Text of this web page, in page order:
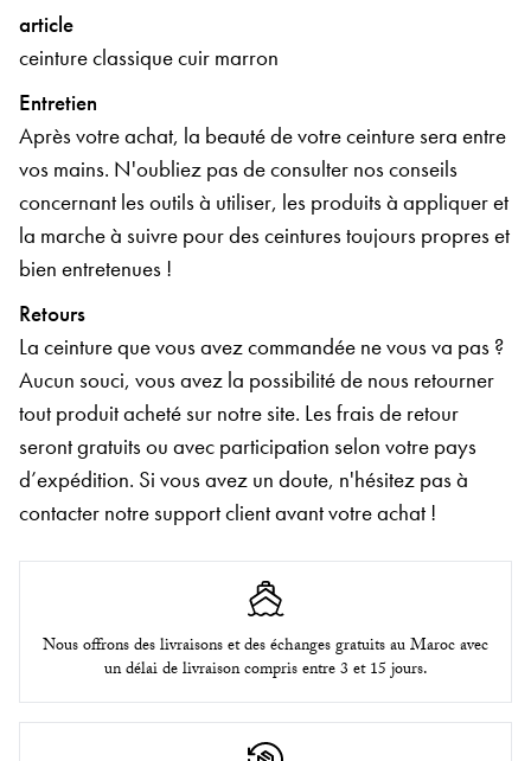
article
ceinture classique cuir marron
Entretien
Après votre achat, la beauté de votre ceinture sera entre
vos mains. N'oubliez pas de consulter nos conseils
concernant les outils à utiliser, les produits à appliquer et
la marche à suivre pour des ceintures toujours propres et
bien entretenues !
Retours
La ceinture que vous avez commandée ne vous va pas ?
Aucun souci, vous avez la possibilité de nous retourner
tout produit acheté sur notre site. Les frais de retour
seront gratuits ou avec participation selon votre pays
d’expédition. Si vous avez un doute, n'hésitez pas à
contacter notre support client avant votre achat !
Nous offrons des livraisons et des échanges gratuits au Maroc avec
un délai de livraison compris entre 3 et 15 jours.